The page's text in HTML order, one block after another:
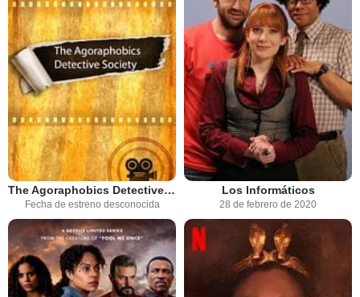
The Agoraphobics Detective Society
Fecha de estreno desconocida
Los Informáticos
28 de febrero de 2020